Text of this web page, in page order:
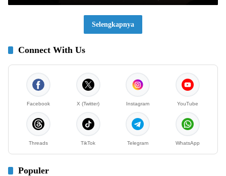
Selengkapnya
Connect With Us
Facebook X (Twitter) Instagram YouTube
Threads TikTok Telegram WhatsApp
Populer